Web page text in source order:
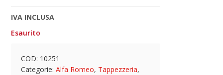
IVA INCLUSA
Esaurito
COD: 10251
Categorie:Alfa Romeo, Tappezzeria,